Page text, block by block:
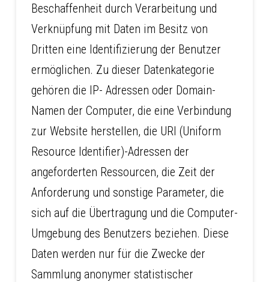
Beschaffenheit durch Verarbeitung und
Verknüpfung mit Daten im Besitz von
Dritten eine Identifizierung der Benutzer
ermöglichen. Zu dieser Datenkategorie
gehören die IP- Adressen oder Domain-
Namen der Computer, die eine Verbindung
zur Website herstellen, die URI (Uniform
Resource Identifier)-Adressen der
angeforderten Ressourcen, die Zeit der
Anforderung und sonstige Parameter, die
sich auf die Übertragung und die Computer-
Umgebung des Benutzers beziehen. Diese
Daten werden nur für die Zwecke der
Sammlung anonymer statistischer